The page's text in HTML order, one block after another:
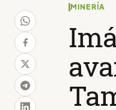
MINERÍA